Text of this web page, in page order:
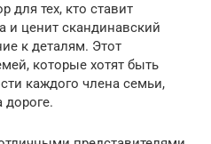
для тех, кто ставит
и ценит скандинавский
к деталям. Этот
которые хотят быть
каждого члена семьи,
дороге.